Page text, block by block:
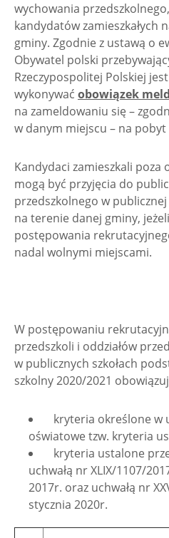
wychowania
kandydatów zamieszkałych
gminy. Zgodnie z ustawą o
Obywatel polski
Rzeczypospolitej Polskiej
wykonywać obowiązek
na zameldowaniu się –
w danym miejscu – na pobyt
Kandydaci zamieszkali
mogą być przyjęcia do
przedszkolnego w
na terenie danej gminy,
postępowania
nadal wolnymi miejscami.
W postępowaniu
przedszkoli i oddziałów
w publicznych szkołach
szkolny 2020/2021
kryteria określone w
oświatowe tzw. kryteria
kryteria ustalone
uchwałą nr XLIX/1107/
2017r. oraz uchwałą nr
stycznia 2020r.